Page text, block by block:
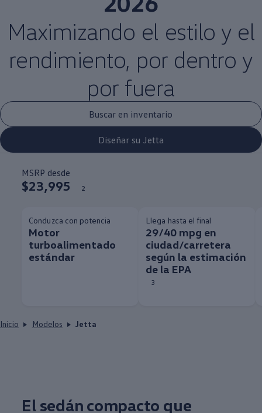
Maximizando el estilo y el
rendimiento, por dentro y
por fuera
Buscar en inventario
Diseñar su Jetta
MSRP desde
$23,995 2
Conduzca con potencia
Motor
turboalimentado
estándar
Llega hasta el final
29/40 mpg en
ciudad/carretera
según la estimación
de la EPA
3
Inicio Modelos Jetta
El sedán compacto que